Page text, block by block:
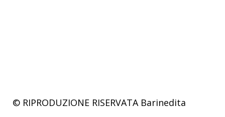
© RIPRODUZIONE RISERVATA Barinedita